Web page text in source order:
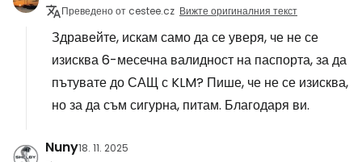
Преведено от cestee.cz Вижте оригиналния текст
Здравейте, искам само да се уверя, че не се
изисква 6-месечна валидност на паспорта, за да
пътувате до САЩ с KLM? Пише, че не се изисква,
но за да съм сигурна, питам. Благодаря ви.
Nuny18. 11. 2025